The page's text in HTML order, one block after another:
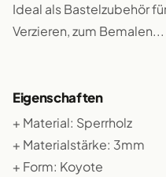
Ideal als Bastelzubehör
Verzieren, zum Bemalen...
Eigenschaften
+ Material: Sperrholz
+ Materialstärke: 3mm
+ Form: Koyote